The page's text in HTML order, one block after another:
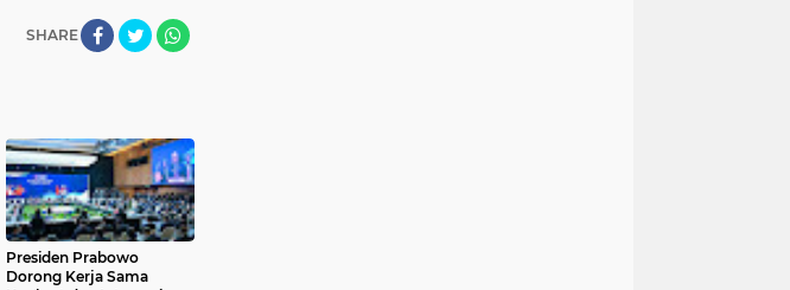
SHARE
Presiden Prabowo
Dorong Kerja Sama